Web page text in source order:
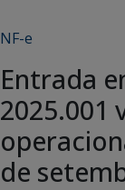
NF-e
Entrada
2025.001
de